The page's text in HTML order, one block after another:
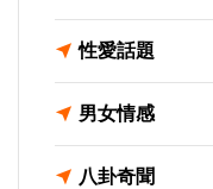
性愛話題
男女情感
八卦奇聞